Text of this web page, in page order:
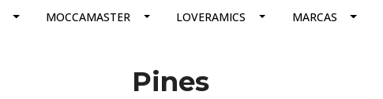
MOCCAMASTER LOVERAMICS MARCAS
Pines